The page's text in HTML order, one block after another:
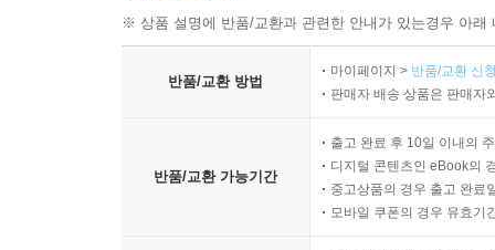
※ 상품 설명에 반품/교환과 관련한 안내가 있는경우 아
반품/교환 방법
마이페이지 > 반품/교환 신
판매자 배송 상품은 판매자
반품/교환 가능기간
출고 완료 후 10일 이내의
디지털 콘텐츠인 eBook의
중고상품의 경우 출고 완료
모바일 쿠폰의 경우 유효기